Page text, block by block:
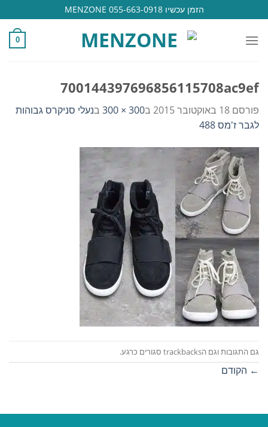
to
content
הזמן עכשיו 055-663-0918 MENZONE
0
700144397696856115708ac9ef
פורסם 18 באוקטובר 2015 ב300 × 300 בנעלי סניקרס גבוהות
לגבר ז'מס 488
גם התגובות וגם הtrackbacks סגורים כרגע.
← הקודם